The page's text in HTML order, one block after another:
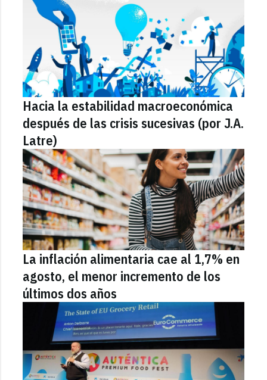
Hacia la estabilidad macroeconómica
después de las crisis sucesivas (por J.A.
Latre)
La inflación alimentaria cae al 1,7% en
agosto, el menor incremento de los
últimos dos años